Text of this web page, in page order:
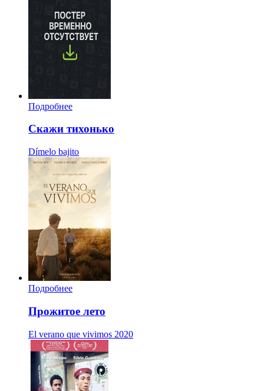
Подробнее
Скажи тихонько
Dímelo bajito
Подробнее
Прожитое лето
El verano que vivimos 2020